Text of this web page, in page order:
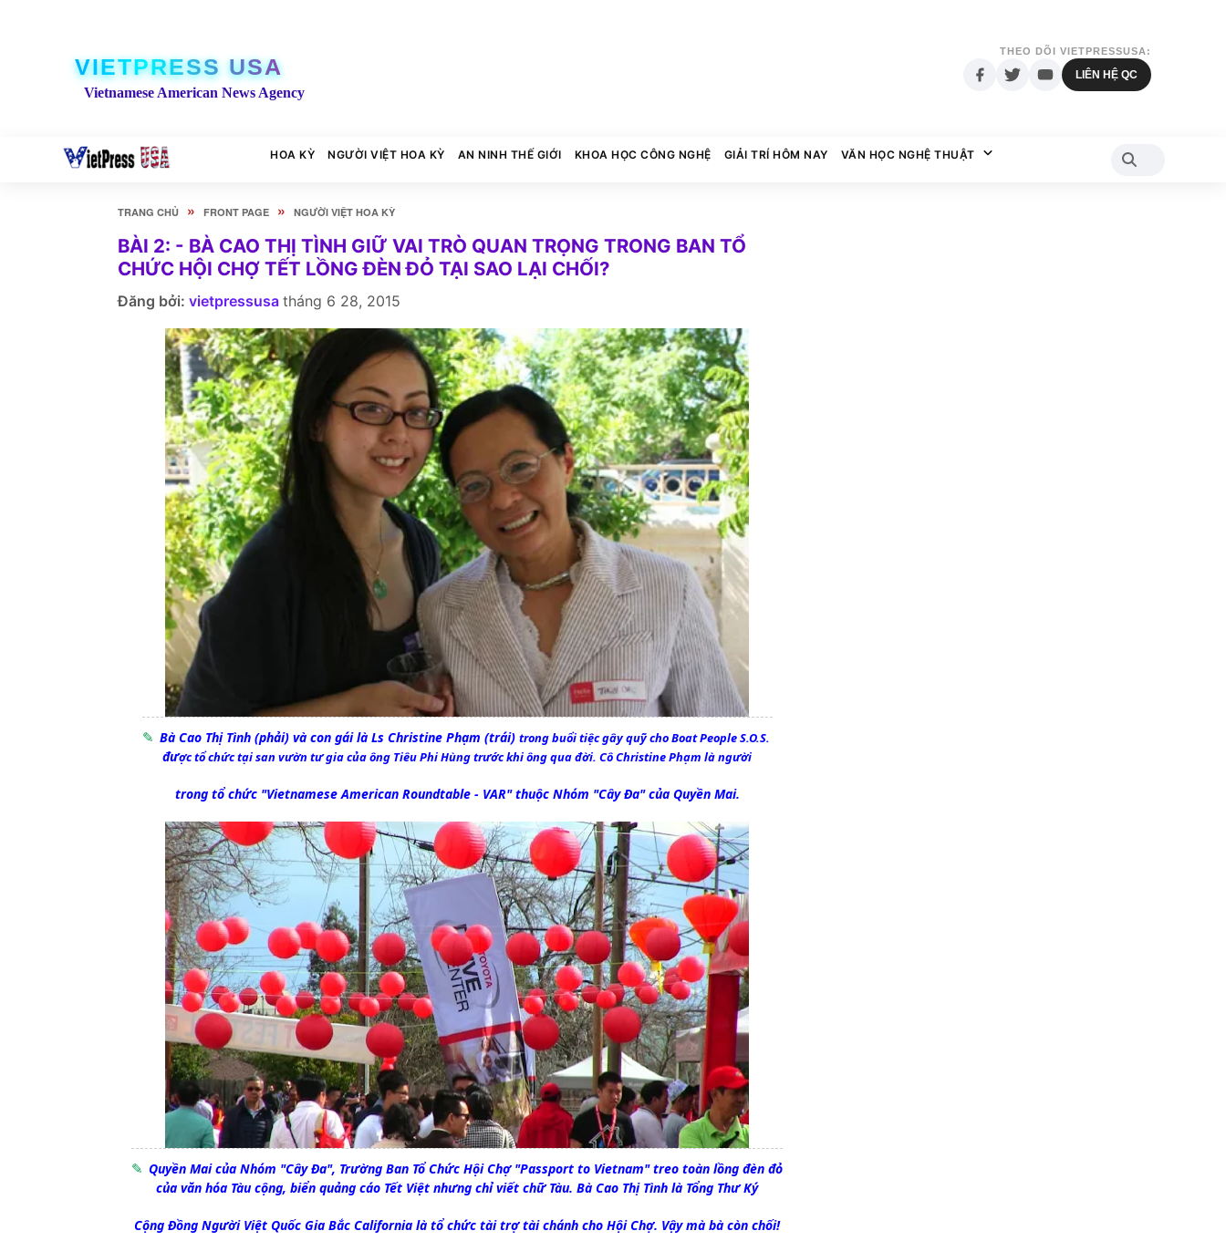
VIETPRESS USA
Vietnamese American News Agency
THEO DÕI VIETPRESSUSA:
LIÊN HỆ QC
HOA KỲ NGƯỜI VIỆT HOA KỲ AN NINH THẾ GIỚI KHOA HỌC CÔNG NGHỆ GIẢI TRÍ HÔM NAY VĂN HỌC NGHỆ THUẬT
TRANG CHỦ » FRONT PAGE » NGƯỜI VIỆT HOA KỲ
BÀI 2: - BÀ CAO THỊ TÌNH GIỮ VAI TRÒ QUAN TRỌNG TRONG BAN TỔ
CHỨC HỘI CHỢ TẾT LỒNG ĐÈN ĐỎ TẠI SAO LẠI CHỐI?
Đăng bởi: vietpressusa tháng 6 28, 2015
Bà Cao Thị Tình (phải) và con gái là Ls Christine Phạm (trái) trong buổi tiệc gây quỹ cho Boat People S.O.S.
đượctổ chức tại san vườn tư gia của ông Tiêu Phi Hùng trước khi ông qua đời. Cô Christine Phạm là người
trong tổ chức "Vietnamese American Roundtable - VAR" thuộc Nhóm "Cây Đa" của Quyền Mai.
Quyền Mai của Nhóm "Cây Đa", Trường Ban Tổ Chức Hội Chợ "Passport to Vietnam" treo toàn lồng đèn đỏ
của văn hóa Tàu cộng, biển quảng cáo Tết Việt nhưng chỉ viết chữ Tàu. Bà Cao Thị Tình là Tổng Thư Ký
Cộng Đồng Người Việt Quốc Gia Bắc California là tổ chức tài trợ tài chánh cho Hội Chợ. Vậy mà bà còn chối!